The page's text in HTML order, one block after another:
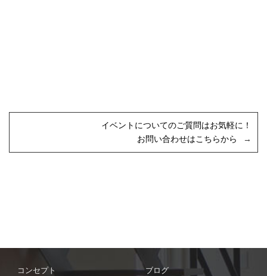
イベントについてのご質問はお気軽に！
お問い合わせはこちらから
コンセプト
ブログ